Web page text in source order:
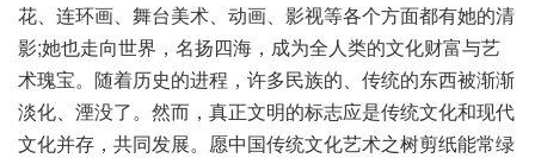
花、连环画、舞台美术、动画、影视等各个方面都有她的清
影;她也走向世界，名扬四海，成为全人类的文化财富与艺
术瑰宝。随着历史的进程，许多民族的、传统的东西被渐渐
淡化、湮没了。然而，真正文明的标志应是传统文化和现代
文化并存，共同发展。愿中国传统文化艺术之树剪纸能常绿